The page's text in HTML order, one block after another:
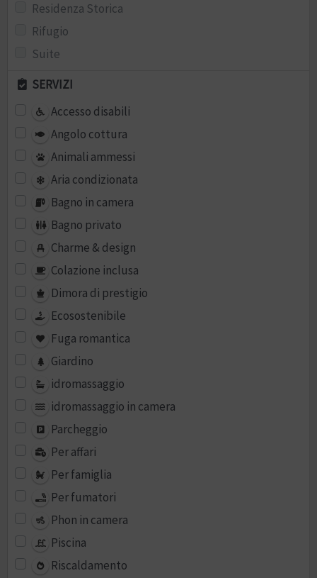
Residenza Storica
Rifugio
Suite
SERVIZI
Accesso disabili
Angolo cottura
Animali ammessi
Aria condizionata
Bagno in camera
Bagno privato
Charme & design
Colazione inclusa
Dimora di prestigio
Ecosostenibile
Fuga romantica
Giardino
idromassaggio
idromassaggio in camera
Parcheggio
Per affari
Per famiglia
Per fumatori
Phon in camera
Piscina
Riscaldamento